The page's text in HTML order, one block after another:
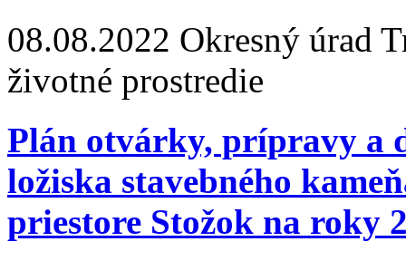
08.08.2022 Okresný úrad
životné prostredie
Plán otvárky, prípravy a
ložiska stavebného
priestore Stožok na roky